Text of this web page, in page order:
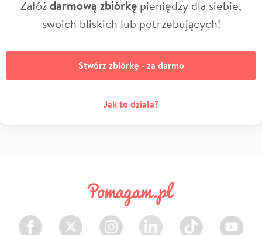
Załóżdarmową zbiórkę pieniędzy dla siebie,
swoich bliskich lub potrzebujących!
Stwórz zbiórkę - za darmo
Jak to działa?
Facebook Twitter Instagram LinkedIn TikTok Youtube